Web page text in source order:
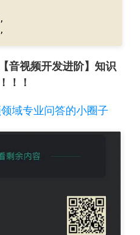
音视频开发进阶】知识
！！
域专业问答的小圈子